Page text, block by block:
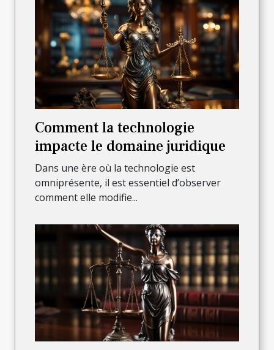
Comment la technologie
impacte le domaine juridique
Dans une ère où la technologie est
omniprésente, il est essentiel d’observer
comment elle modifie...